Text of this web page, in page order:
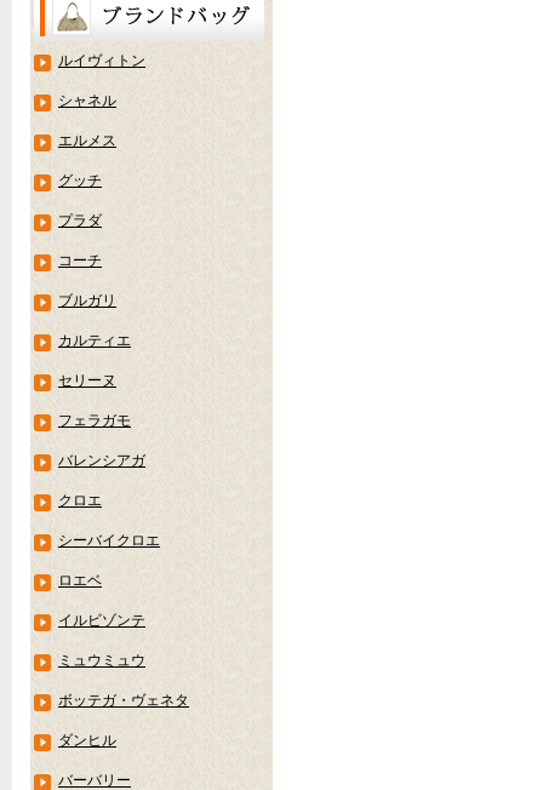
ルイヴィトン
シャネル
エルメス
グッチ
プラダ
コーチ
ブルガリ
カルティエ
セリーヌ
フェラガモ
バレンシアガ
クロエ
シーバイクロエ
ロエベ
イルビゾンテ
ミュウミュウ
ボッテガ・ヴェネタ
ダンヒル
バーバリー